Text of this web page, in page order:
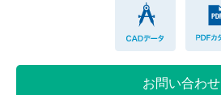
バルブと継手のきほん
説明会・講習会
お問い合わせ